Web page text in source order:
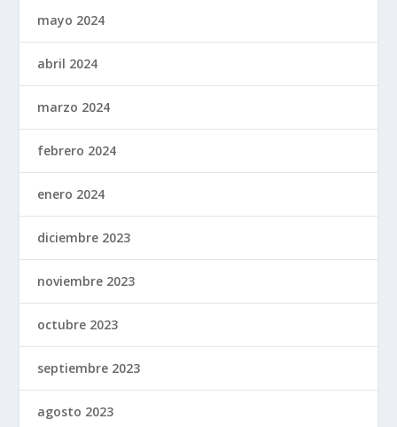
mayo 2024
abril 2024
marzo 2024
febrero 2024
enero 2024
diciembre 2023
noviembre 2023
octubre 2023
septiembre 2023
agosto 2023